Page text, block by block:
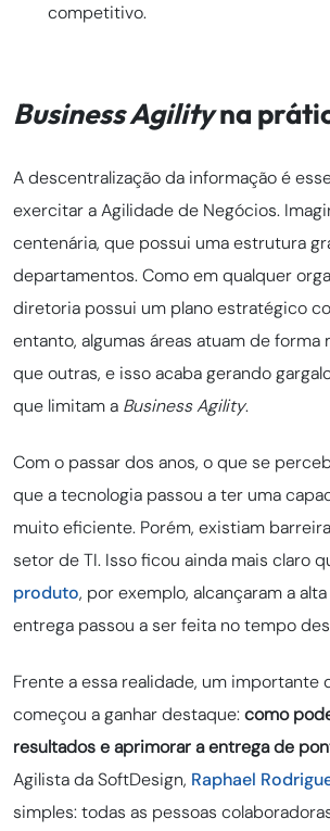
competitivo.
Business Agilityna
A descentralização da informação é
exercitar a Agilidade de Negócios.
centenária, que possui uma estrutura
departamentos. Como em qualquer
diretoria possui um plano estratégico
entanto, algumas áreas atuam de forma
que outras, e isso acaba gerando
que limitam a Business Agility.
Com o passar dos anos, o que se
que a tecnologia passou a ter uma
muito eficiente. Porém, existiam
setor de TI. Isso ficou ainda mais claro
produto, por exemplo, alcançaram a
entrega passou a ser feita no tempo
Frente a essa realidade, um importante
começou a ganhar destaque:como
resultados e aprimorar a entrega de
Agilista da SoftDesign, Raphael
simples: todas as pessoas